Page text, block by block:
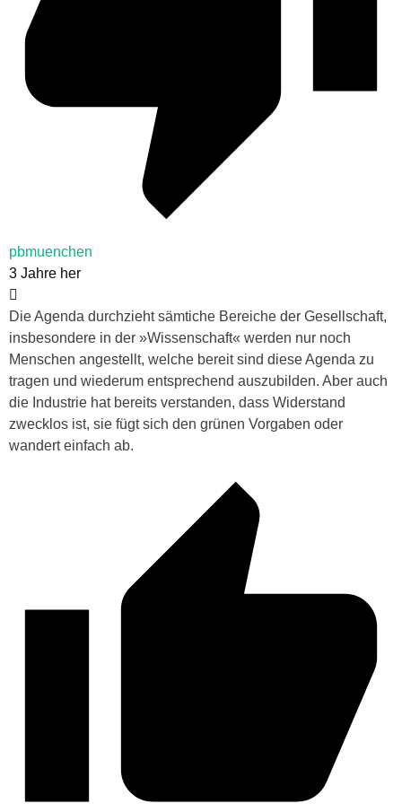
pbmuenchen
3 Jahre her
Die Agenda durchzieht sämtiche Bereiche der Gesellschaft,
insbesondere in der »Wissenschaft« werden nur noch
Menschen angestellt, welche bereit sind diese Agenda zu
tragen und wiederum entsprechend auszubilden. Aber auch
die Industrie hat bereits verstanden, dass Widerstand
zwecklos ist, sie fügt sich den grünen Vorgaben oder
wandert einfach ab.